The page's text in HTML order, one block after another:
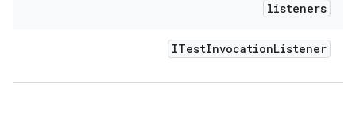
listeners
ITestInvocationListener